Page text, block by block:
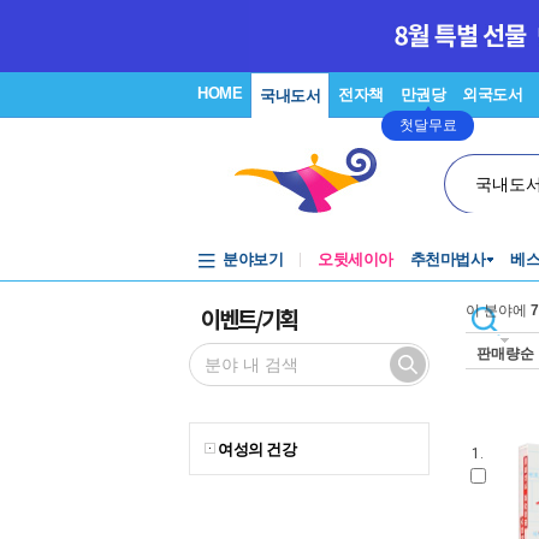
HOME 국내도서 전자책 만권당
첫달무료
외국도서
국내도
분야보기 오뒷세이아 추천마법사 베
이벤트/기획
여성의 건강
이 분야에 7
판매량순
1.